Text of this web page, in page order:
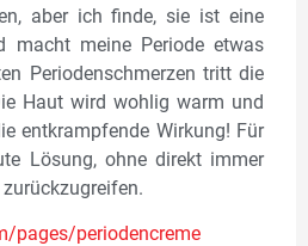
aber ich finde, sie ist eine
macht meine Periode etwas
Periodenschmerzen tritt die
Haut wird wohlig warm und
entkrampfende Wirkung! Für
Lösung, ohne direkt immer
pages/periodencreme